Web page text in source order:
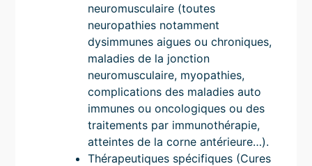
neuromusculaire (toutes
neuropathies notamment
dysimmunes aigues ou chroniques,
maladies de la jonction
neuromusculaire, myopathies,
complications des maladies auto
immunes ou oncologiques ou des
traitements par immunothérapie,
atteintes de la corne antérieure…).
Thérapeutiques spécifiques (Cures